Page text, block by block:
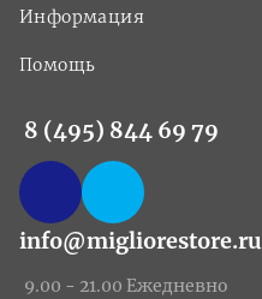
Информация
Помощь
8 (495) 844 69 79
info@migliorestore.ru
9.00 - 21.00 Ежедневно